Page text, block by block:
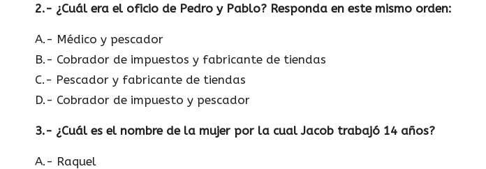
2.- ¿Cuál era el oficio de Pedro y Pablo? Responda en este mismo orden:
A.- Médico y pescador
B.- Cobrador de impuestos y fabricante de tiendas
C.- Pescador y fabricante de tiendas
D.- Cobrador de impuesto y pescador
3.- ¿Cuál es el nombre de la mujer por la cual Jacob trabajó 14 años?
A.- Raquel